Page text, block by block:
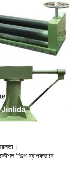
শিল্পে ব্যাপকভাবে